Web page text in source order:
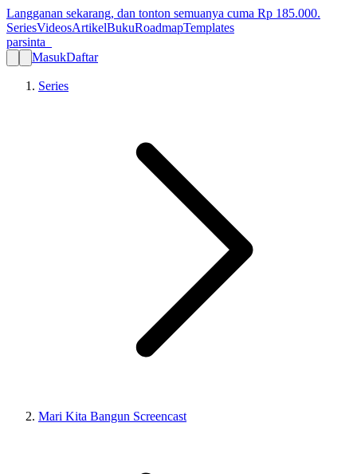
Langganan sekarang, dan tonton semuanya cuma Rp 185.000.
SeriesVideosArtikelBukuRoadmapTemplates
parsinta_
MasukDaftar
Series
Mari Kita Bangun Screencast